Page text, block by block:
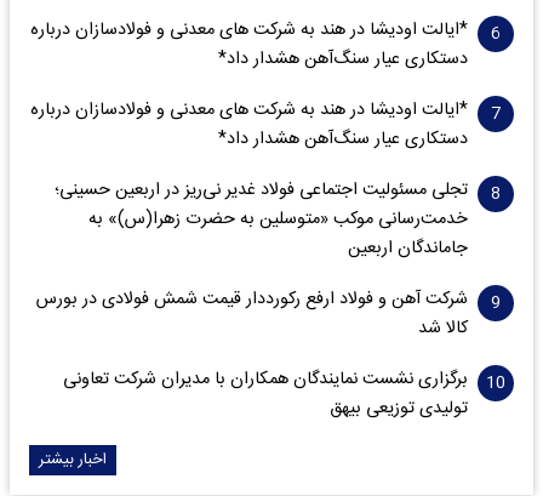
*ایالت اودیشا در هند به شرکت های معدنی و فولادسازان درباره
دستکاری عیار سنگ‌آهن هشدار داد*
*ایالت اودیشا در هند به شرکت های معدنی و فولادسازان درباره
دستکاری عیار سنگ‌آهن هشدار داد*
تجلی مسئولیت اجتماعی فولاد غدیر نی‌ریز در اربعین حسینی؛
خدمت‌رسانی موکب «متوسلین به حضرت زهرا(س)» به
جاماندگان اربعین
شرکت آهن و فولاد ارفع رکورددار قیمت شمش فولادی در بورس
کالا شد
برگزاری نشست نمایندگان همکاران با مدیران شرکت تعاونی
تولیدی توزیعی بیهق
اخبار بیشتر